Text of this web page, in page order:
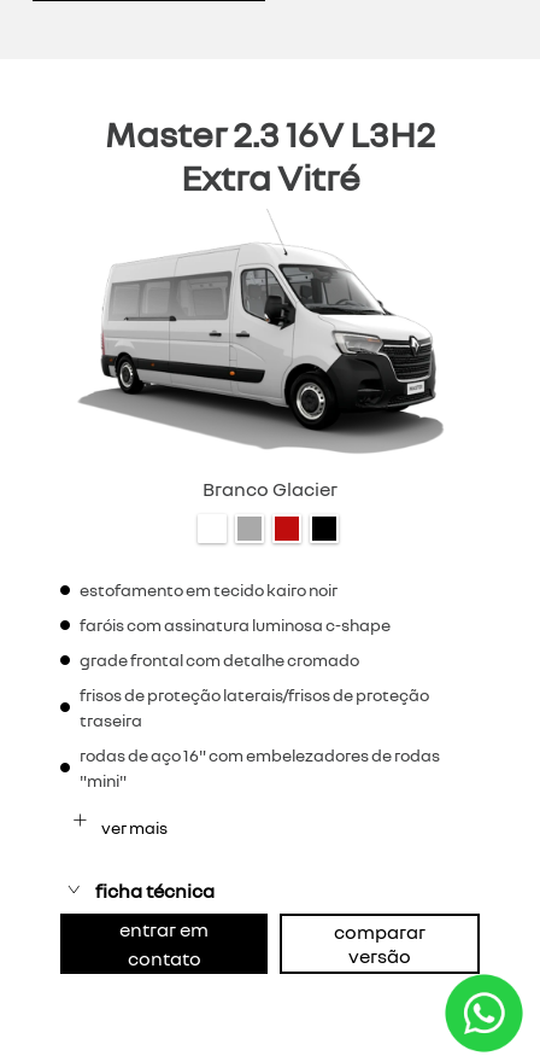
Master 2.3 16V L3H2
Extra Vitré
Branco Glacier
estofamento em tecido kairo noir
faróis com assinatura luminosa c-shape
grade frontal com detalhe cromado
frisos de proteção laterais/frisos de proteção
traseira
rodas de aço 16" com embelezadores de rodas
"mini"
ver mais
ficha técnica
entrar em
contato
comparar
versão